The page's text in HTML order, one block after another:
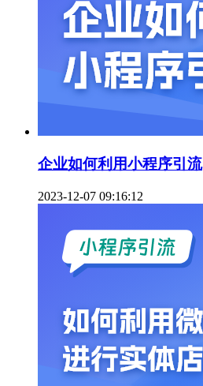
企业如何利用小程序引流
2023-12-07 09:16:12